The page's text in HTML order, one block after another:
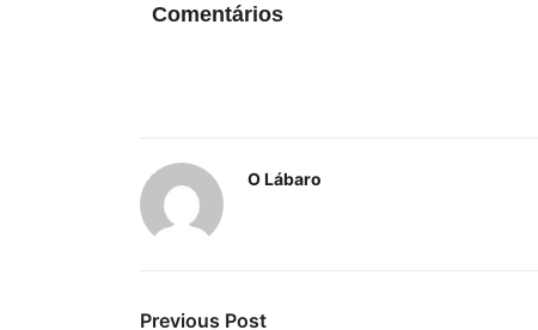
Comentários
O Lábaro
Previous Post